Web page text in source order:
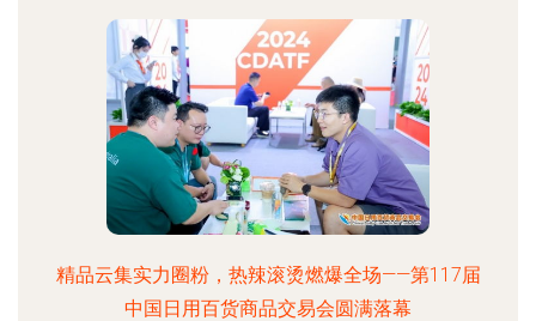
精品云集实力圈粉，热辣滚烫燃爆全场——第117届
中国日用百货商品交易会圆满落幕